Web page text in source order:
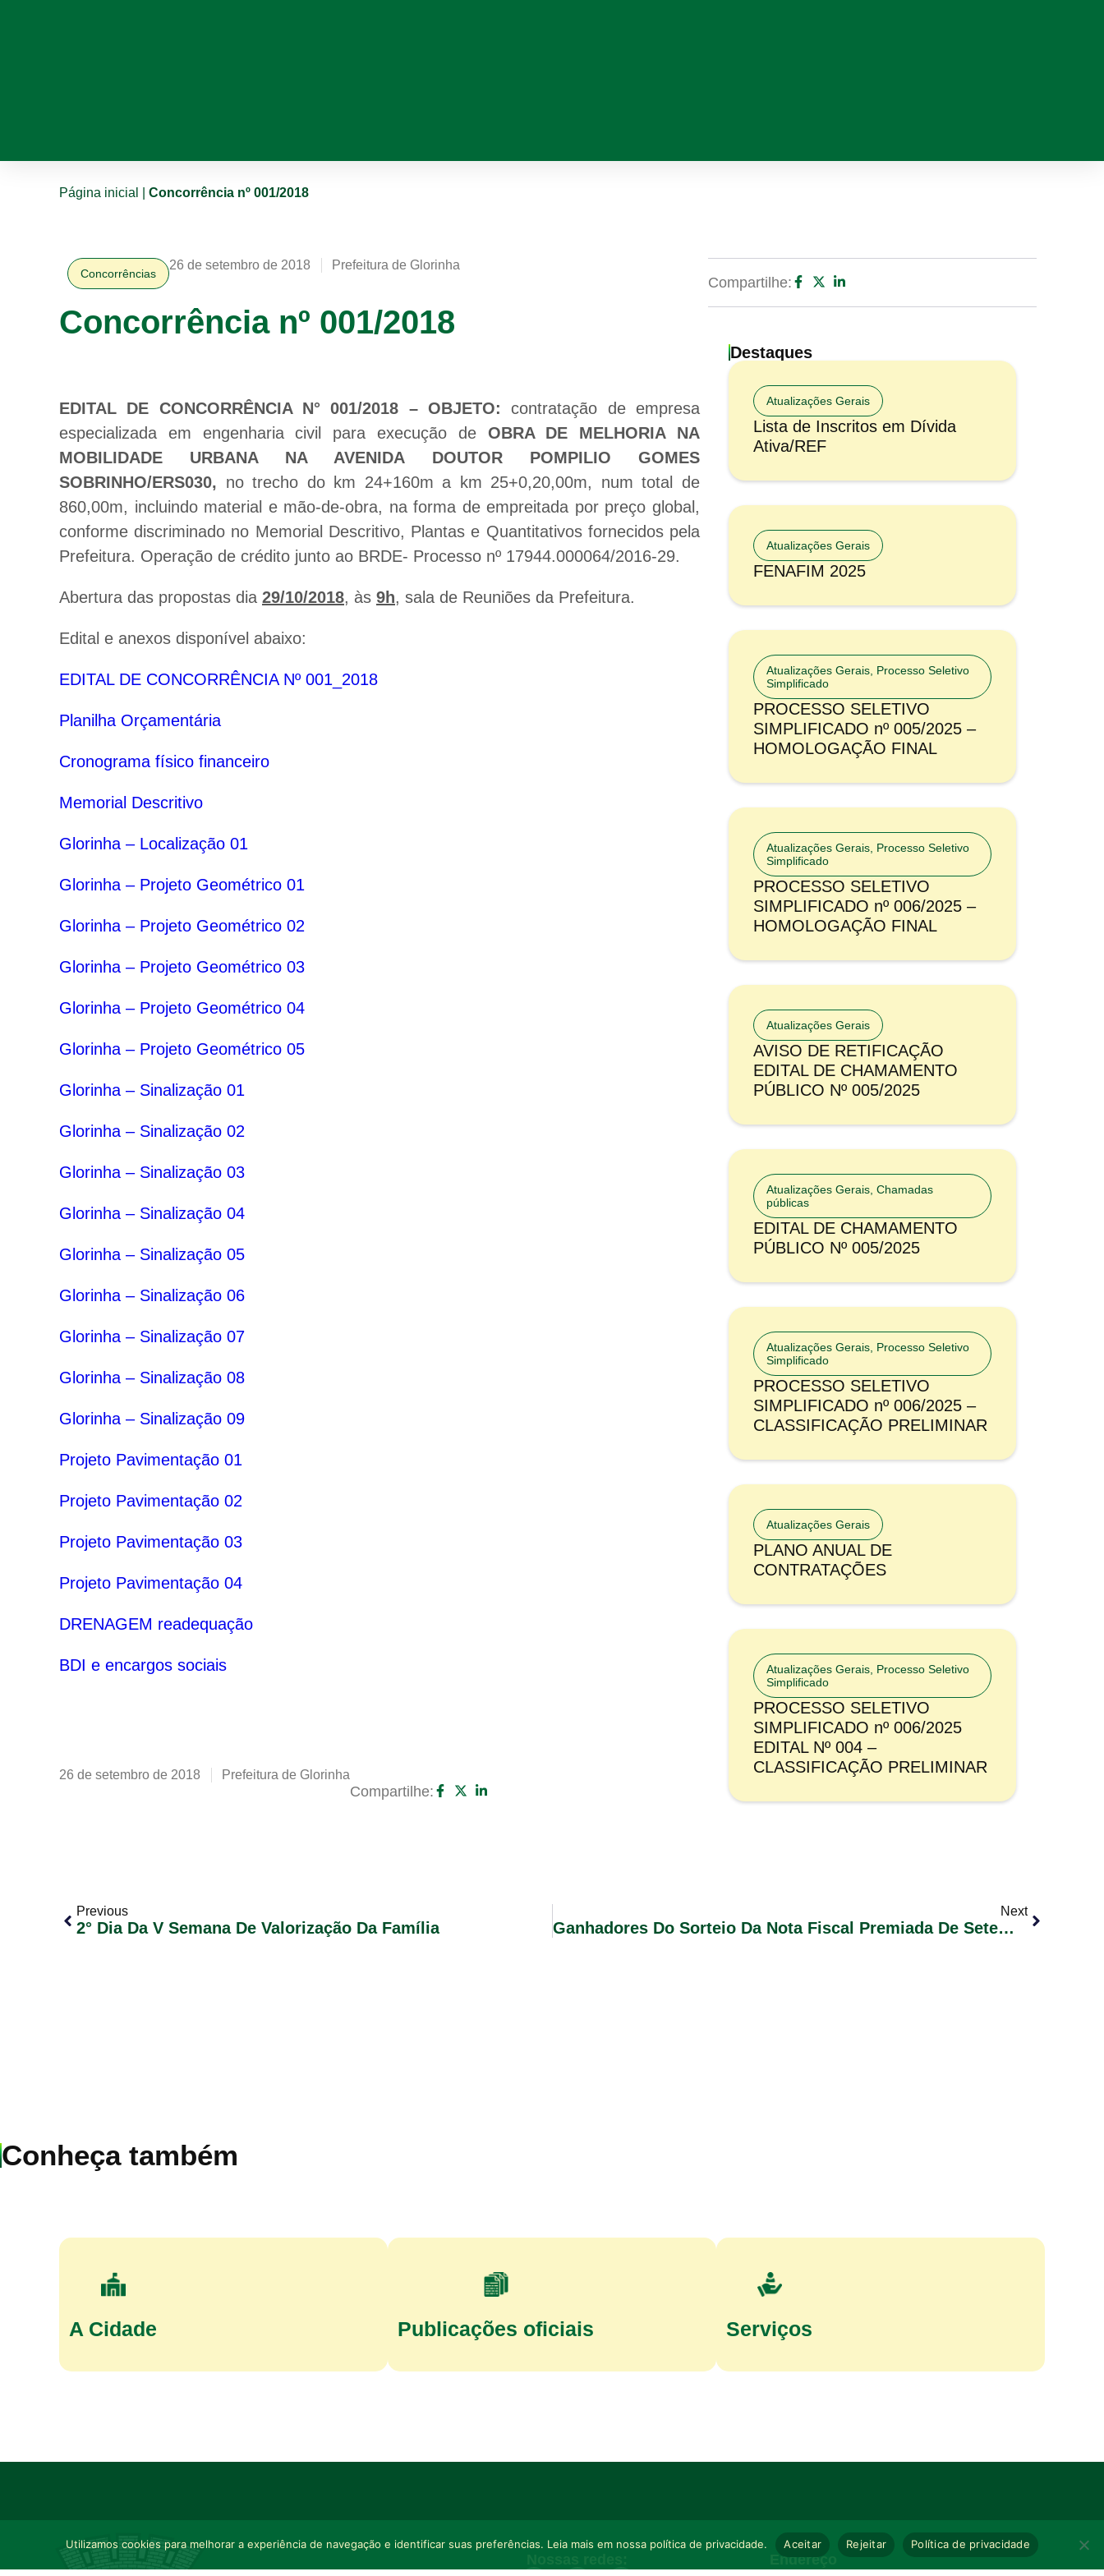
Página inicial Concorrência nº 001/2018
Concorrências
26 de setembro de 2018 Prefeitura de Glorinha
Concorrência nº 001/2018
EDITAL DE CONCORRÊNCIA N° 001/2018 – OBJETO:contratação de empresa
especializada em engenharia civil para execução de OBRA DE MELHORIA NA
MOBILIDADE URBANA NA AVENIDA DOUTOR POMPILIO GOMES
SOBRINHO/ERS030, no trecho do km 24+160m a km 25+0,20,00m, num total de
860,00m, incluindo material e mão-de-obra, na forma de empreitada por preço global,
conforme discriminado no Memorial Descritivo, Plantas e Quantitativos fornecidos pela
Prefeitura. Operação de crédito junto ao BRDE- Processo nº 17944.000064/2016-29.
Abertura das propostas dia 29/10/2018, às 9h, sala de Reuniões da Prefeitura.
Edital e anexos disponível abaixo:
EDITAL DE CONCORRÊNCIA Nº 001_2018
Planilha Orçamentária
Cronograma físico financeiro
Memorial Descritivo
Glorinha – Localização 01
Glorinha – Projeto Geométrico 01
Glorinha – Projeto Geométrico 02
Glorinha – Projeto Geométrico 03
Glorinha – Projeto Geométrico 04
Glorinha – Projeto Geométrico 05
Glorinha – Sinalização 01
Glorinha – Sinalização 02
Glorinha – Sinalização 03
Glorinha – Sinalização 04
Glorinha – Sinalização 05
Glorinha – Sinalização 06
Glorinha – Sinalização 07
Glorinha – Sinalização 08
Glorinha – Sinalização 09
Projeto Pavimentação 01
Projeto Pavimentação 02
Projeto Pavimentação 03
Projeto Pavimentação 04
DRENAGEM readequação
BDI e encargos sociais
26 de setembro de 2018 Prefeitura de Glorinha
Compartilhe:
Compartilhe:
Destaques
Atualizações Gerais
Lista de Inscritos em Dívida
Ativa/REF
Atualizações Gerais
FENAFIM 2025
Atualizações Gerais Processo Seletivo
Simplificado
PROCESSO SELETIVO
SIMPLIFICADO nº 005/2025 –
HOMOLOGAÇÃO FINAL
Atualizações Gerais Processo Seletivo
Simplificado
PROCESSO SELETIVO
SIMPLIFICADO nº 006/2025 –
HOMOLOGAÇÃO FINAL
Atualizações Gerais
AVISO DE RETIFICAÇÃO
EDITAL DE CHAMAMENTO
PÚBLICO Nº 005/2025
Atualizações Gerais Chamadas
públicas
EDITAL DE CHAMAMENTO
PÚBLICO Nº 005/2025
Atualizações Gerais Processo Seletivo
Simplificado
PROCESSO SELETIVO
SIMPLIFICADO nº 006/2025 –
CLASSIFICAÇÃO PRELIMINAR
Atualizações Gerais
PLANO ANUAL DE
CONTRATAÇÕES
Atualizações Gerais Processo Seletivo
Simplificado
PROCESSO SELETIVO
SIMPLIFICADO nº 006/2025
EDITAL Nº 004 –
CLASSIFICAÇÃO PRELIMINAR
Previous
2° Dia Da V Semana De Valorização Da Família
Next
Ganhadores Do Sorteio Da Nota Fiscal Premiada De Setembro De 2018
Conheça também
A Cidade Publicações oficiais Serviços
Endereço
Utilizamos cookies para melhorar a experiência de navegação e identificar suas preferências. Leia mais em nossa política de privacidade. Aceitar Rejeitar Política de privacidade